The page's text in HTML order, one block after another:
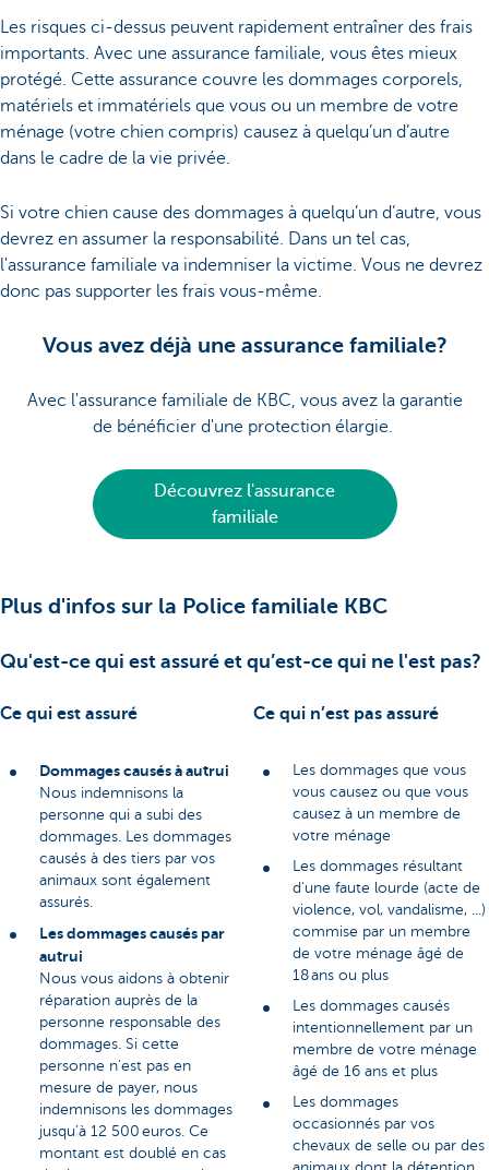
Les risques ci-dessus peuvent rapidement entraîner des frais
importants. Avec une assurance familiale, vous êtes mieux
protégé. Cette assurance couvre les dommages corporels,
matériels et immatériels que vous ou un membre de votre
ménage (votre chien compris) causez à quelqu’un d’autre
dans le cadre de la vie privée.
Si votre chien cause des dommages à quelqu’un d’autre, vous
devrez en assumer la responsabilité. Dans un tel cas,
l'assurance familiale va indemniser la victime. Vous ne devrez
donc pas supporter les frais vous-même.
Vous avez déjà une assurance familiale?
Avec l'assurance familiale de KBC, vous avez la garantie
de bénéficier d'une protection élargie.
Découvrez l'assurance
familiale
Plus d'infos sur la Police familiale KBC
Qu'est-ce qui est assuré et qu’est-ce qui ne l'est pas?
Ce qui est assuré
Dommages causés à autrui
Nous indemnisons la
personne qui a subi des
dommages. Les dommages
causés à des tiers par vos
animaux sont également
assurés.
Les dommages causés par
autrui
Nous vous aidons à obtenir
réparation auprès de la
personne responsable des
dommages. Si cette
personne n'est pas en
mesure de payer, nous
indemnisons les dommages
jusqu’à 12 500 euros. Ce
montant est doublé en cas
Ce qui n’est pas assuré
Les dommages que vous
vous causez ou que vous
causez à un membre de
votre ménage
Les dommages résultant
d'une faute lourde (acte de
violence, vol, vandalisme, ...)
commise par un membre
de votre ménage âgé de
18 ans ou plus
Les dommages causés
intentionnellement par un
membre de votre ménage
âgé de 16 ans et plus
Les dommages
occasionnés par vos
chevaux de selle ou par des